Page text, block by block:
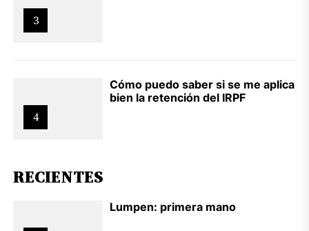
3
4
Cómo puedo saber si se me aplica
bien la retención del IRPF
RECIENTES
Lumpen: primera mano